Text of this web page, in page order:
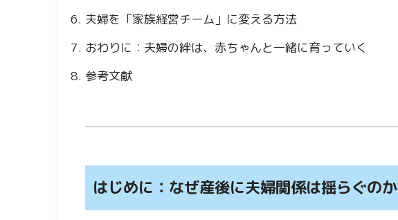
夫婦を「家族経営チーム」に変える方法
おわりに：夫婦の絆は、赤ちゃんと一緒に育っていく
参考文献
はじめに：なぜ産後に夫婦関係は揺らぐのか